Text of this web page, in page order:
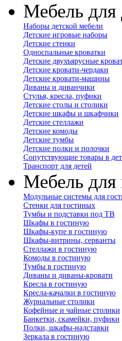
Мебель для
Наборы детской мебели
Детские игровые наборы
Детские стенки
Односпальные кроватки
Детские двухъярусные
Детские кровати-чердаки
Детские кровати-машины
Диваны и диванчики
Стулья, кресла, пуфики
Детские столы и столики
Детские шкафы и шкафчики
Детские стеллажи
Детские комоды
Детские тумбы
Детские полки и полочки
Сопутствующие товары в
Транспорт для детей
Мебель для
Модульные системы для
Стенки для гостиных
Тумбы и подставки под ТВ
Шкафы в гостиную
Шкафы-купе в гостиную
Шкафы-витрины, серванты
Стеллажи в гостиную
Комоды в гостиную
Тумбы в гостиную
Диваны и диваны-кровати
Кресла в гостиную
Кресла-качалки в гостиную
Журнальные столики
Кофейные и чайные столики
Банкетки, скамейки, пуфики
Полки, шкафы-надставки
Зеркала в гостиную